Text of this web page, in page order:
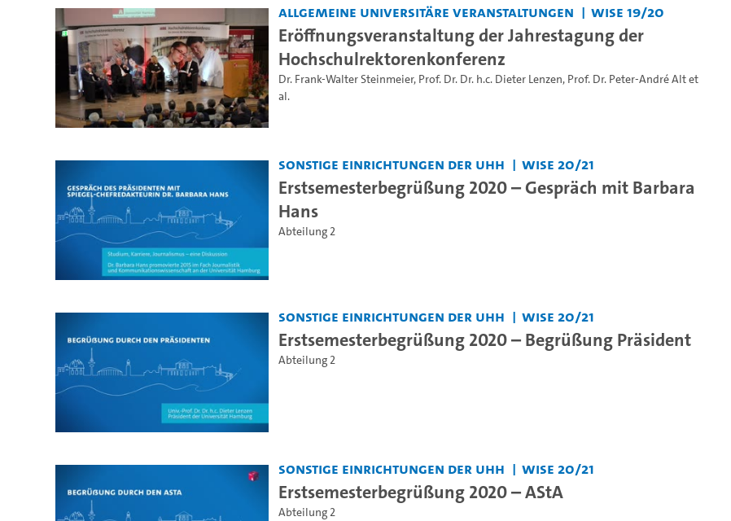
Allgemeine universitäre Veranstaltungen WiSe 19/20
Eröffnungsveranstaltung der Jahrestagung der
Hochschulrektorenkonferenz
Dr. Frank-Walter Steinmeier, Prof. Dr. Dr. h.c. Dieter Lenzen, Prof. Dr. Peter-André Altet
al.
Sonstige Einrichtungen der UHH WiSe 20/21
Erstsemesterbegrüßung 2020 – Gespräch mit Barbara
Hans
Abteilung 2
Sonstige Einrichtungen der UHH WiSe 20/21
Erstsemesterbegrüßung 2020 – Begrüßung Präsident
Abteilung 2
Sonstige Einrichtungen der UHH WiSe 20/21
Erstsemesterbegrüßung 2020 – AStA
Abteilung 2